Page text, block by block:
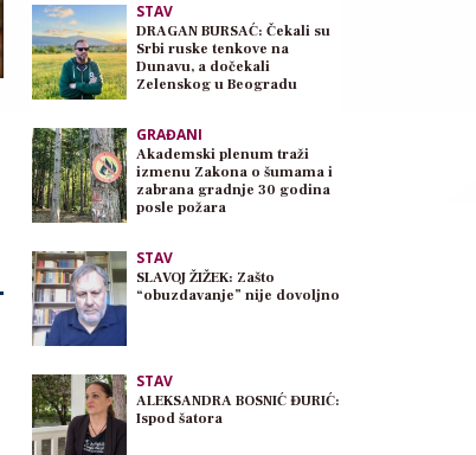
STAV
DRAGAN BURSAĆ: Čekali su
Srbi ruske tenkove na
Dunavu, a dočekali
Zelenskog u Beogradu
GRAĐANI
Akademski plenum traži
izmenu Zakona o šumama i
zabrana gradnje 30 godina
posle požara
STAV
SLAVOJ ŽIŽEK: Zašto
“obuzdavanje” nije dovoljno
STAV
ALEKSANDRA BOSNIĆ ĐURIĆ:
Ispod šatora